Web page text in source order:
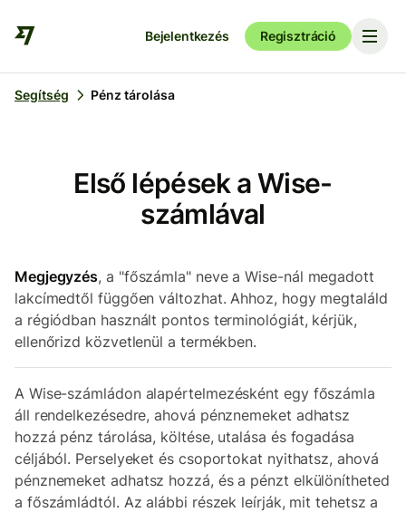
Bejelentkezés Regisztráció
Segítség Pénz tárolása
Első lépések a Wise-
számlával
Megjegyzés, a "főszámla" neve a Wise-nál megadott
lakcímedtől függően változhat. Ahhoz, hogy megtaláld
a régiódban használt pontos terminológiát, kérjük,
ellenőrizd közvetlenül a termékben.
A Wise-számládon alapértelmezésként egy főszámla
áll rendelkezésedre, ahová pénznemeket adhatsz
hozzá pénz tárolása, költése, utalása és fogadása
céljából. Perselyeket és csoportokat nyithatsz, ahová
pénznemeket adhatsz hozzá, és a pénzt elkülönítheted
a főszámládtól. Az alábbi részek leírják, mit tehetsz a